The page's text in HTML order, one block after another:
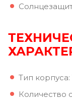
Тип
Количество